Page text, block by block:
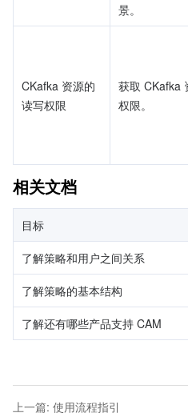
景。
CKafka 资源的
读写权限
获取 CKafka
权限。
相关文档
目标
了解策略和用户之间关系
了解策略的基本结构
了解还有哪些产品支持 CAM
上一篇: 使用流程指引